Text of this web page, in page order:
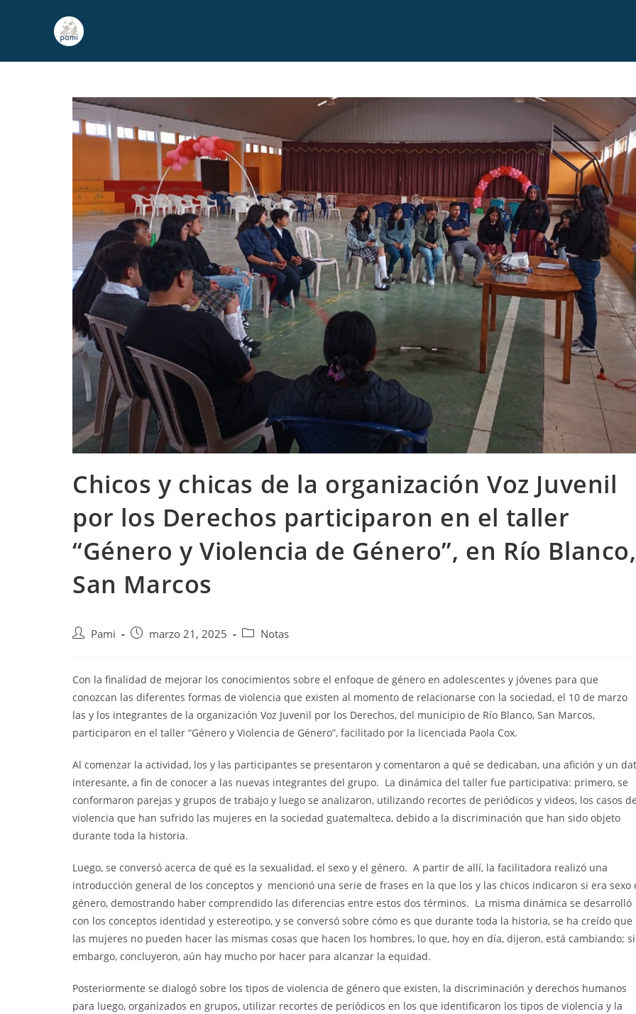
Chicos y chicas de la organización Voz Juvenil
por los Derechos participaron en el taller
“Género y Violencia de Género”, en Río Blanco,
San Marcos
Pami marzo 21, 2025 Notas
Con la finalidad de mejorar los conocimientos sobre el enfoque de género en adolescentes y jóvenes para que
conozcan las diferentes formas de violencia que existen al momento de relacionarse con la sociedad, el 10 de marzo
las y los integrantes de la organización Voz Juvenil por los Derechos, del municipio de Río Blanco, San Marcos,
participaron en el taller “Género y Violencia de Género”, facilitado por la licenciada Paola Cox.
Al comenzar la actividad, los y las participantes se presentaron y comentaron a qué se dedicaban, una afición y un
interesante, a fin de conocer a las nuevas integrantes del grupo. La dinámica del taller fue participativa: primero, se
conformaron parejas y grupos de trabajo y luego se analizaron, utilizando recortes de periódicos y videos, los casos de
violencia que han sufrido las mujeres en la sociedad guatemalteca, debido a la discriminación que han sido objeto
durante toda la historia.
Luego, se conversó acerca de qué es la sexualidad, el sexo y el género. A partir de allí, la facilitadora realizó una
introducción general de los conceptos y mencionó una serie de frases en la que los y las chicos indicaron si era sexo
género, demostrando haber comprendido las diferencias entre estos dos términos. La misma dinámica se desarrolló
con los conceptos identidad y estereotipo, y se conversó sobre cómo es que durante toda la historia, se ha creído que
las mujeres no pueden hacer las mismas cosas que hacen los hombres, lo que, hoy en día, dijeron, está cambiando;
embargo, concluyeron, aún hay mucho por hacer para alcanzar la equidad.
Posteriormente se dialogó sobre los tipos de violencia de género que existen, la discriminación y derechos humanos
para luego, organizados en grupos, utilizar recortes de periódicos en los que identificaron los tipos de violencia y la